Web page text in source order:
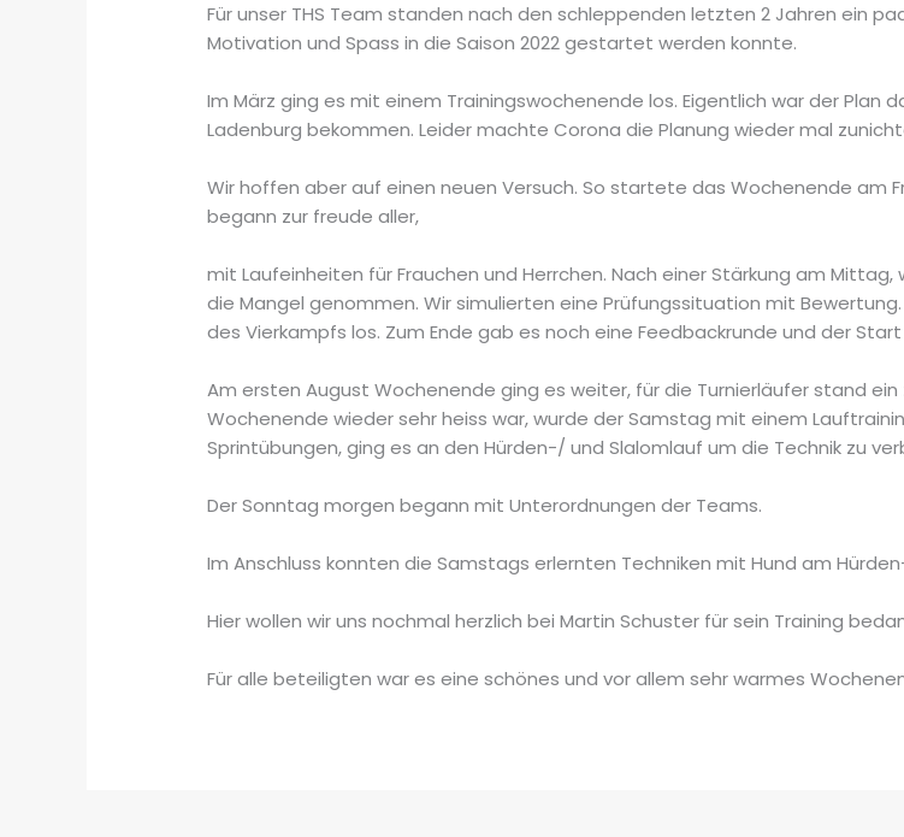
Für unser THS Team standen nach den schleppenden letzten 2 Jahren ein
Motivation und Spass in die Saison 2022 gestartet werden konnte.
Im März ging es mit einem Trainingswochenende los. Eigentlich war der
Ladenburg bekommen. Leider machte Corona die Planung wieder mal
Wir hoffen aber auf einen neuen Versuch. So startete das Wochenende am
begann zur freude aller,
mit Laufeinheiten für Frauchen und Herrchen. Nach einer Stärkung am
die Mangel genommen. Wir simulierten eine Prüfungssituation mit
des Vierkampfs los. Zum Ende gab es noch eine Feedbackrunde und der
Am ersten August Wochenende ging es weiter, für die Turnierläufer stand
Wochenende wieder sehr heiss war, wurde der Samstag mit einem
Sprintübungen, ging es an den Hürden-/ und Slalomlauf um die Technik zu
Der Sonntag morgen begann mit Unterordnungen der Teams.
Im Anschluss konnten die Samstags erlernten Techniken mit Hund am
Hier wollen wir uns nochmal herzlich bei Martin Schuster für sein Training
Für alle beteiligten war es eine schönes und vor allem sehr warmes